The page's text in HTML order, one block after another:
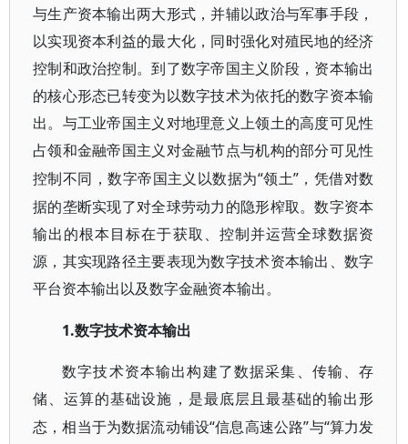
与生产资本输出两大形式，并辅以政治与军事手段，
以实现资本利益的最大化，同时强化对殖民地的经济
控制和政治控制。到了数字帝国主义阶段，资本输出
的核心形态已转变为以数字技术为依托的数字资本输
出。与工业帝国主义对地理意义上领土的高度可见性
占领和金融帝国主义对金融节点与机构的部分可见性
控制不同，数字帝国主义以数据为“领土”，凭借对数
据的垄断实现了对全球劳动力的隐形榨取。数字资本
输出的根本目标在于获取、控制并运营全球数据资
源，其实现路径主要表现为数字技术资本输出、数字
平台资本输出以及数字金融资本输出。
1.数字技术资本输出
数字技术资本输出构建了数据采集、传输、存
储、运算的基础设施，是最底层且最基础的输出形
态，相当于为数据流动铺设“信息高速公路”与“算力发